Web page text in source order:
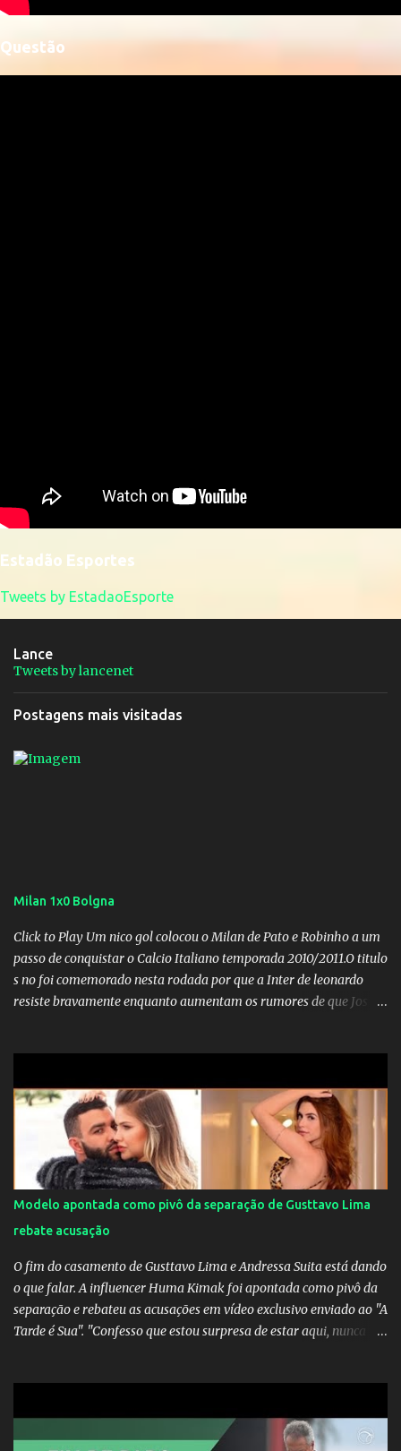
Questão
Estadão Esportes
Tweets by EstadaoEsporte
Lance
Tweets by lancenet
Postagens mais visitadas
Milan 1x0 Bolgna
Click to Play Um nico gol colocou o Milan de Pato e Robinho a um
passo de conquistar o Calcio Italiano temporada 2010/2011.O titulo
s no foi comemorado nesta rodada por que a Inter de leonardo
resiste bravamente enquanto aumentam os rumores de que Jos
Modelo apontada como pivô da separação de Gusttavo Lima
rebate acusação
O fim do casamento de Gusttavo Lima e Andressa Suita está dando
o que falar. A influencer Huma Kimak foi apontada como pivô da
separação e rebateu as acusações em vídeo exclusivo enviado ao "A
Tarde é Sua". "Confesso que estou surpresa de estar aqui, nunca
Huma Kimak. A influencer também contou que recebe diversos
ataques na internet desde a época em que foi contratada para